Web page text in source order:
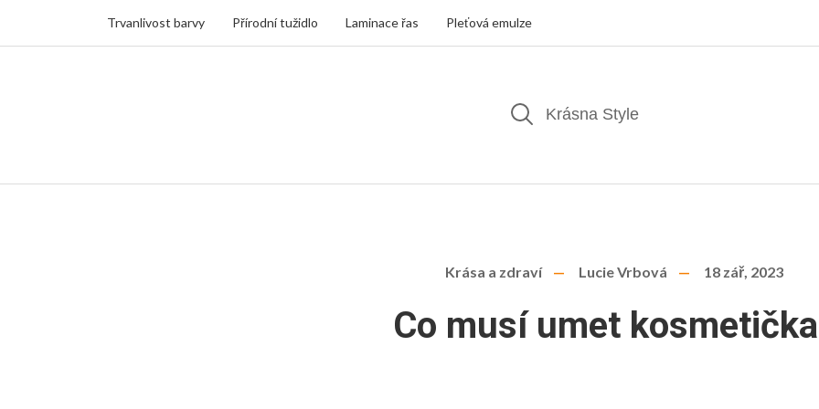
Trvanlivost barvy Přírodní tužidlo Laminace řas Pleťová emulze
Krása a zdraví Lucie Vrbová 18 zář, 2023
Co musí umet